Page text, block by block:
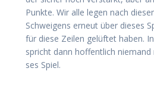
Punk­te. Wir alle legen nach
Schwei­gens erneut über die­ses
für die­se Zei­len gelüf­tet haben.
spricht dann hof­fent­lich
ses Spiel.